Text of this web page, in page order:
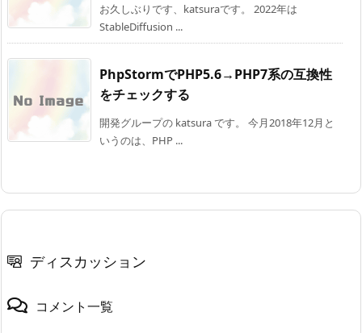
お久しぶりです、katsuraです。 2022年は
StableDiffusion ...
PhpStormでPHP5.6→PHP7系の互換性
をチェックする
開発グループの katsura です。 今月2018年12月と
いうのは、PHP ...
ディスカッション
コメント一覧